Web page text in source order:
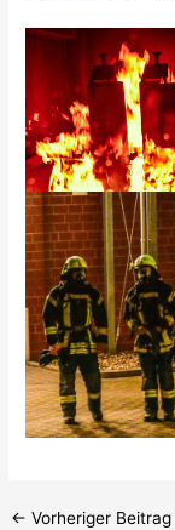
← Vorheriger Beitrag